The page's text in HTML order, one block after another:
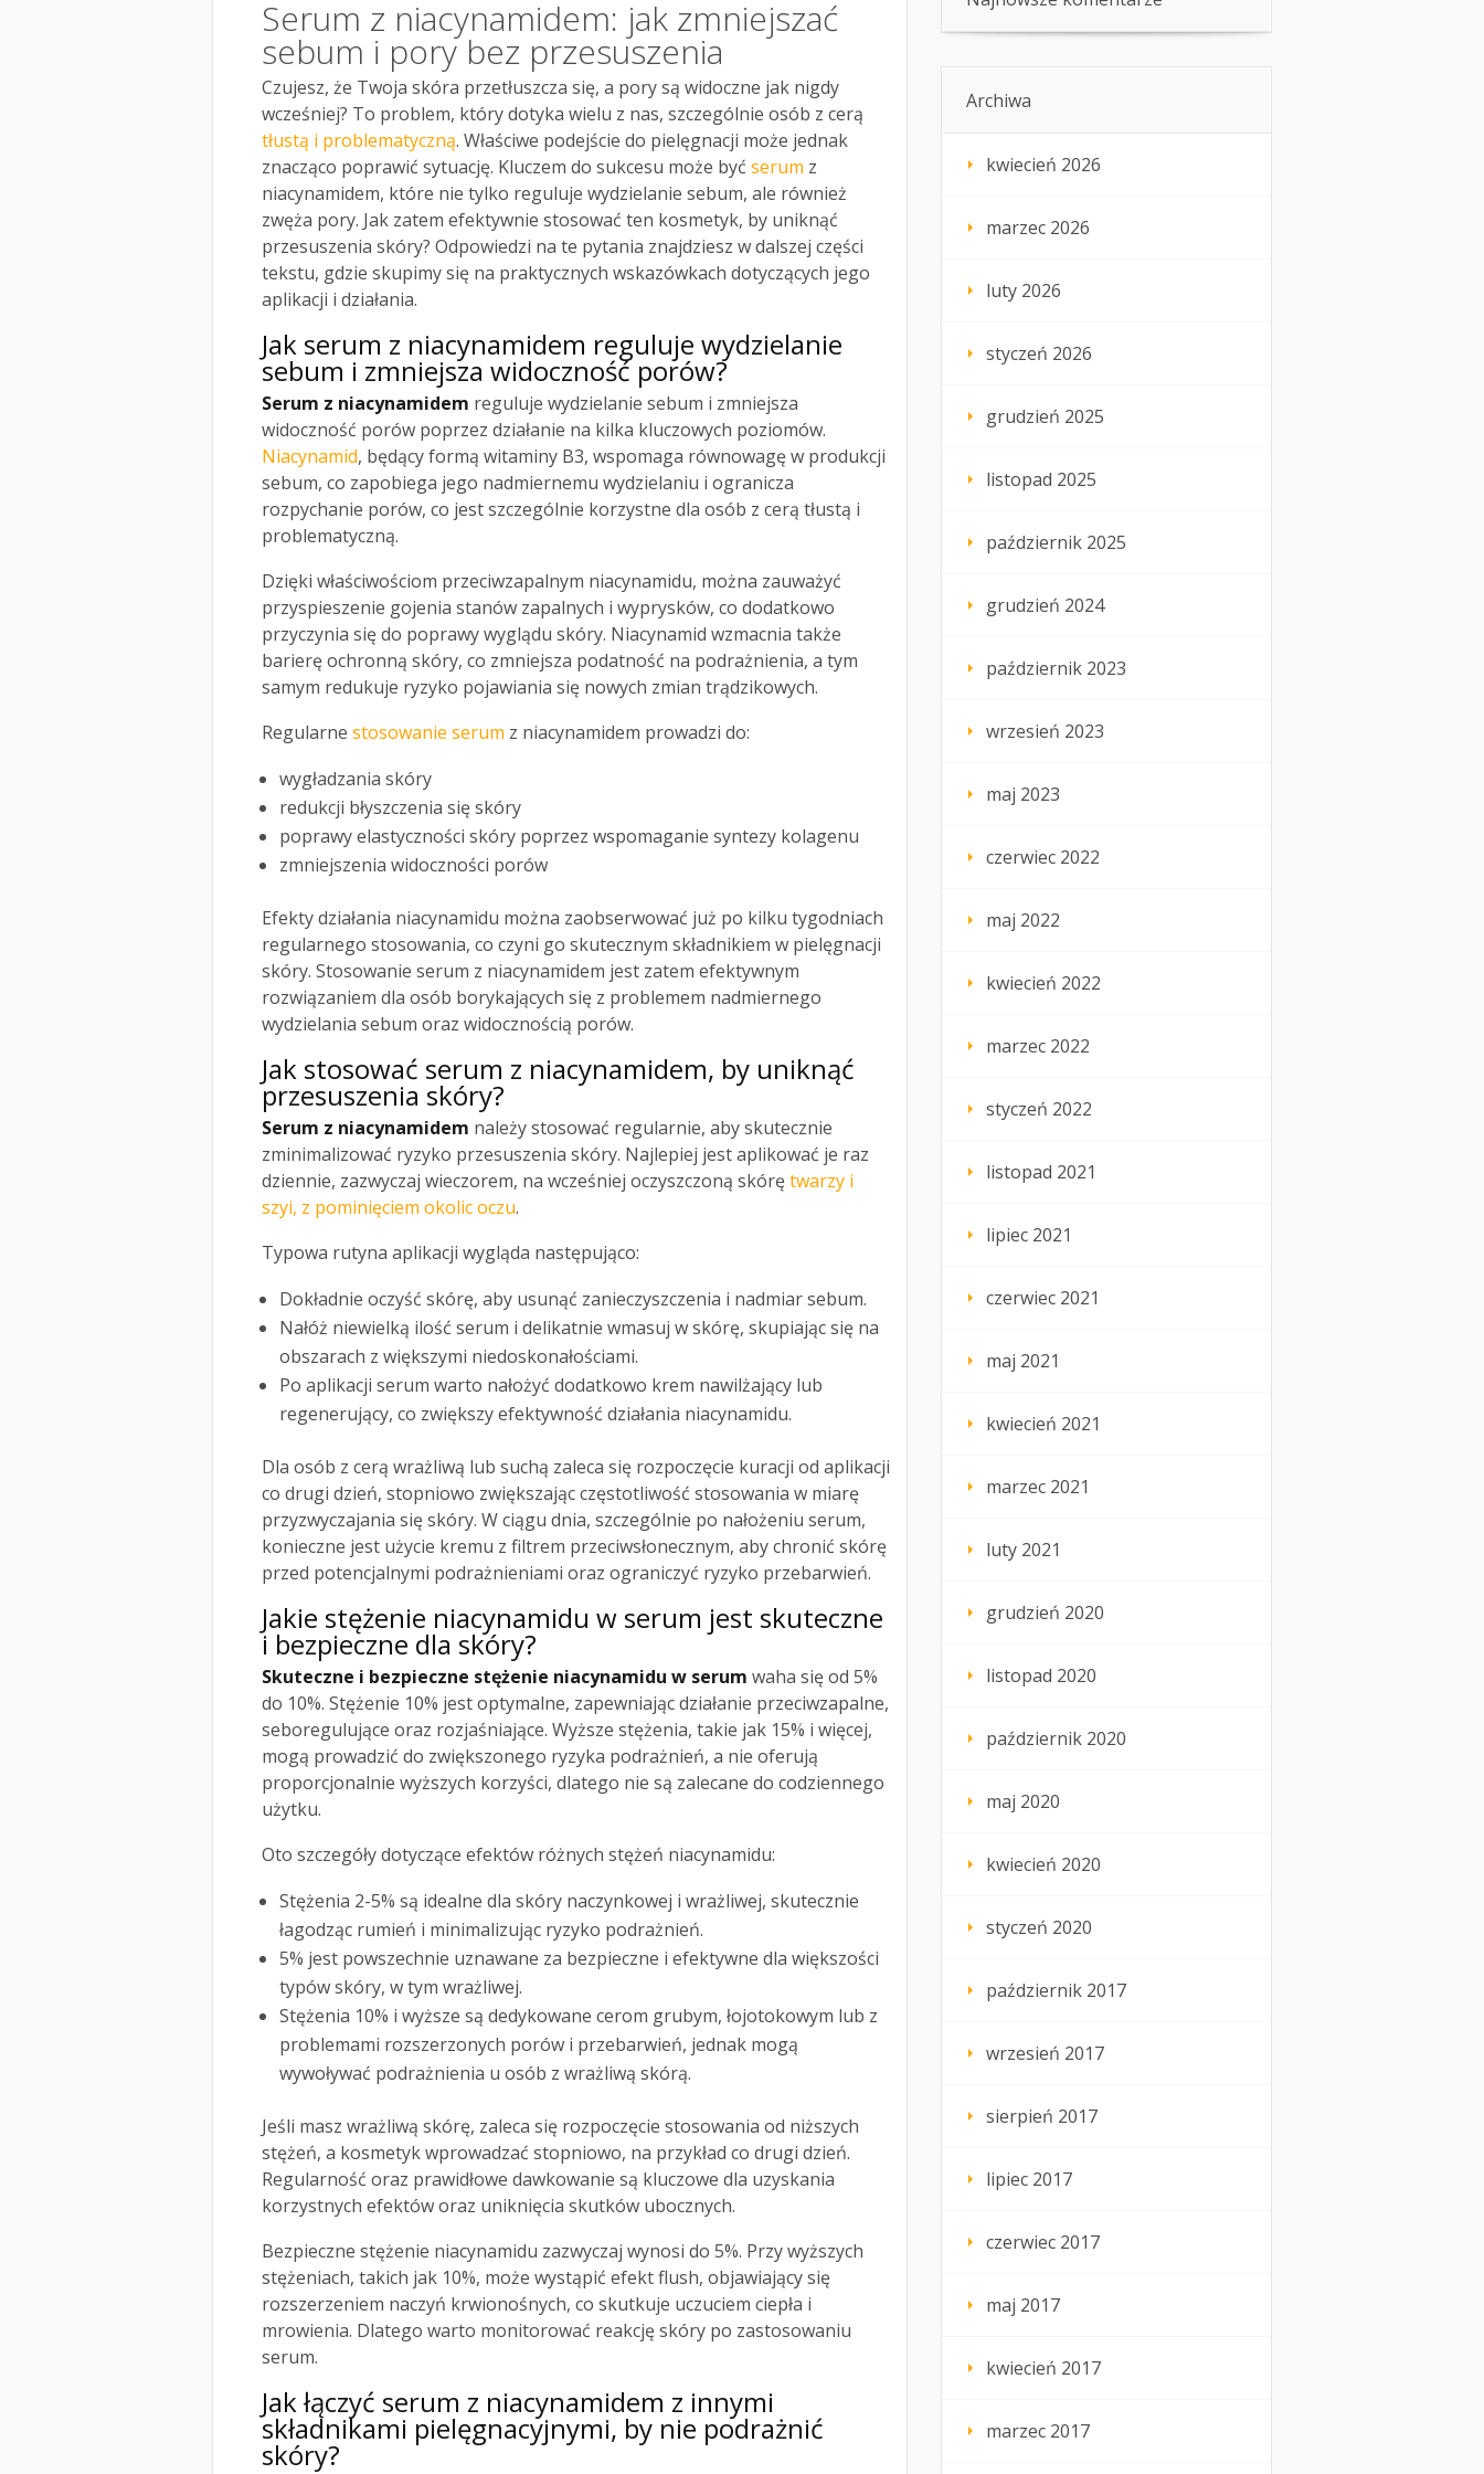
Serum z niacynamidem: jak zmniejszać
sebum i pory bez przesuszenia
Czujesz, że Twoja skóra przetłuszcza się, a pory są widoczne jak nigdy
wcześniej? To problem, który dotyka wielu z nas, szczególnie osób z cerą
tłustą i problematyczną. Właściwe podejście do pielęgnacji może jednak
znacząco poprawić sytuację. Kluczem do sukcesu może być serum z
niacynamidem, które nie tylko reguluje wydzielanie sebum, ale również
zwęża pory. Jak zatem efektywnie stosować ten kosmetyk, by uniknąć
przesuszenia skóry? Odpowiedzi na te pytania znajdziesz w dalszej części
tekstu, gdzie skupimy się na praktycznych wskazówkach dotyczących jego
aplikacji i działania.
Jak serum z niacynamidem reguluje wydzielanie
sebum i zmniejsza widoczność porów?
Serum z niacynamidem reguluje wydzielanie sebum i zmniejsza
widoczność porów poprzez działanie na kilka kluczowych poziomów.
Niacynamid, będący formą witaminy B3, wspomaga równowagę w produkcji
sebum, co zapobiega jego nadmiernemu wydzielaniu i ogranicza
rozpychanie porów, co jest szczególnie korzystne dla osób z cerą tłustą i
problematyczną.
Dzięki właściwościom przeciwzapalnym niacynamidu, można zauważyć
przyspieszenie gojenia stanów zapalnych i wyprysków, co dodatkowo
przyczynia się do poprawy wyglądu skóry. Niacynamid wzmacnia także
barierę ochronną skóry, co zmniejsza podatność na podrażnienia, a tym
samym redukuje ryzyko pojawiania się nowych zmian trądzikowych.
Regularne stosowanie serum z niacynamidem prowadzi do:
wygładzania skóry
redukcji błyszczenia się skóry
poprawy elastyczności skóry poprzez wspomaganie syntezy kolagenu
zmniejszenia widoczności porów
Efekty działania niacynamidu można zaobserwować już po kilku tygodniach
regularnego stosowania, co czyni go skutecznym składnikiem w pielęgnacji
skóry. Stosowanie serum z niacynamidem jest zatem efektywnym
rozwiązaniem dla osób borykających się z problemem nadmiernego
wydzielania sebum oraz widocznością porów.
Jak stosować serum z niacynamidem, by uniknąć
przesuszenia skóry?
Serum z niacynamidem należy stosować regularnie, aby skutecznie
zminimalizować ryzyko przesuszenia skóry. Najlepiej jest aplikować je raz
dziennie, zazwyczaj wieczorem, na wcześniej oczyszczoną skórętwarzy i
szyi, z pominięciem okolic oczu.
Typowa rutyna aplikacji wygląda następująco:
Dokładnie oczyść skórę, aby usunąć zanieczyszczenia i nadmiar sebum.
Nałóż niewielką ilość serum i delikatnie wmasuj w skórę, skupiając się na
obszarach z większymi niedoskonałościami.
Po aplikacji serum warto nałożyć dodatkowo krem nawilżający lub
regenerujący, co zwiększy efektywność działania niacynamidu.
Dla osób z cerą wrażliwą lub suchą zaleca się rozpoczęcie kuracji od aplikacji
co drugi dzień, stopniowo zwiększając częstotliwość stosowania w miarę
przyzwyczajania się skóry. W ciągu dnia, szczególnie po nałożeniu serum,
konieczne jest użycie kremu z filtrem przeciwsłonecznym, aby chronić skórę
przed potencjalnymi podrażnieniami oraz ograniczyć ryzyko przebarwień.
Jakie stężenie niacynamidu w serum jest skuteczne
i bezpieczne dla skóry?
Skuteczne i bezpieczne stężenie niacynamidu w serum waha się od 5%
do 10%. Stężenie 10% jest optymalne, zapewniając działanie przeciwzapalne,
seboregulujące oraz rozjaśniające. Wyższe stężenia, takie jak 15% i więcej,
mogą prowadzić do zwiększonego ryzyka podrażnień, a nie oferują
proporcjonalnie wyższych korzyści, dlatego nie są zalecane do codziennego
użytku.
Oto szczegóły dotyczące efektów różnych stężeń niacynamidu:
Stężenia 2-5% są idealne dla skóry naczynkowej i wrażliwej, skutecznie
łagodząc rumień i minimalizując ryzyko podrażnień.
5% jest powszechnie uznawane za bezpieczne i efektywne dla większości
typów skóry, w tym wrażliwej.
Stężenia 10% i wyższe są dedykowane cerom grubym, łojotokowym lub z
problemami rozszerzonych porów i przebarwień, jednak mogą
wywoływać podrażnienia u osób z wrażliwą skórą.
Jeśli masz wrażliwą skórę, zaleca się rozpoczęcie stosowania od niższych
stężeń, a kosmetyk wprowadzać stopniowo, na przykład co drugi dzień.
Regularność oraz prawidłowe dawkowanie są kluczowe dla uzyskania
korzystnych efektów oraz uniknięcia skutków ubocznych.
Bezpieczne stężenie niacynamidu zazwyczaj wynosi do 5%. Przy wyższych
stężeniach, takich jak 10%, może wystąpić efekt flush, objawiający się
rozszerzeniem naczyń krwionośnych, co skutkuje uczuciem ciepła i
mrowienia. Dlatego warto monitorować reakcję skóry po zastosowaniu
serum.
Jak łączyć serum z niacynamidem z innymi
składnikami pielęgnacyjnymi, by nie podrażnić
skóry?
Archiwa
kwiecień 2026
marzec 2026
luty 2026
styczeń 2026
grudzień 2025
listopad 2025
październik 2025
grudzień 2024
październik 2023
wrzesień 2023
maj 2023
czerwiec 2022
maj 2022
kwiecień 2022
marzec 2022
styczeń 2022
listopad 2021
lipiec 2021
czerwiec 2021
maj 2021
kwiecień 2021
marzec 2021
luty 2021
grudzień 2020
listopad 2020
październik 2020
maj 2020
kwiecień 2020
styczeń 2020
październik 2017
wrzesień 2017
sierpień 2017
lipiec 2017
czerwiec 2017
maj 2017
kwiecień 2017
marzec 2017